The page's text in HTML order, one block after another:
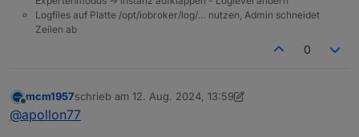
Marco
Logfiles auf Platte /opt/iobroker/log/… nutzen, Admin schneidet
Zeilen ab
0
Online
mcm1957schrieb am 12. Aug. 2024, 13:59
zuletzt editiert von mcm19578. Dez. 2024, 16:04
@apollon77